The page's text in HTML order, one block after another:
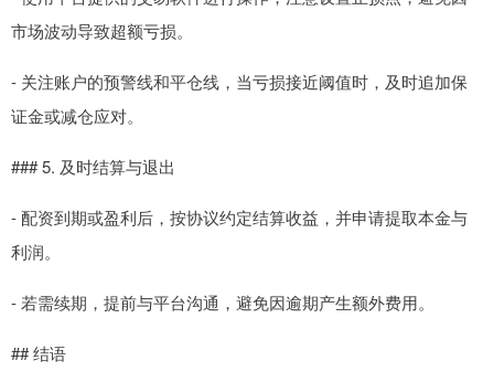
市场波动导致超额亏损。
- 关注账户的预警线和平仓线，当亏损接近阈值时，及时追加保
证金或减仓应对。
### 5. 及时结算与退出
- 配资到期或盈利后，按协议约定结算收益，并申请提取本金与
利润。
- 若需续期，提前与平台沟通，避免因逾期产生额外费用。
## 结语